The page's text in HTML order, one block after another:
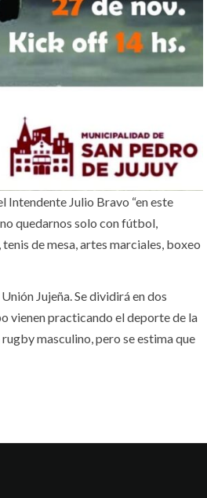
Julio Bravo “en este
quedarnos solo con fútbol,
de mesa, artes marciales, boxeo
Jujeña. Se dividirá en dos
vienen practicando el deporte de la
masculino, pero se estima que